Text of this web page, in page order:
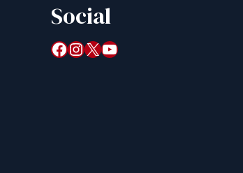
Social
Facebook InstagramX YouTube